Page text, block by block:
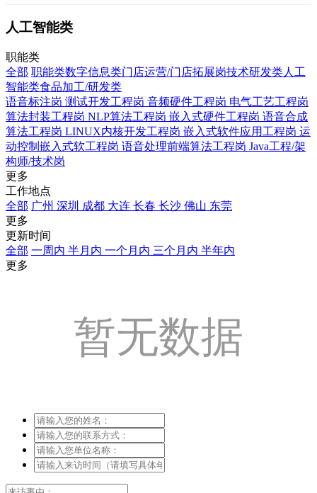
人工智能类
职能类
全部 职能类数字信息类门店运营/门店拓展岗技术研发类人工
智能类食品加工/研发类
语音标注岗 测试开发工程岗 音频硬件工程岗 电气工艺工程岗
算法封装工程岗 NLP算法工程岗 嵌入式硬件工程岗 语音合成
算法工程岗 LINUX内核开发工程岗 嵌入式软件应用工程岗 运
动控制嵌入式软工程岗 语音处理前端算法工程岗 Java工程/架
构师/技术岗
更多
工作地点
全部 广州 深圳 成都 大连 长春 长沙 佛山 东莞
更多
更新时间
全部 一周内 半月内 一个月内 三个月内 半年内
更多
暂无数据